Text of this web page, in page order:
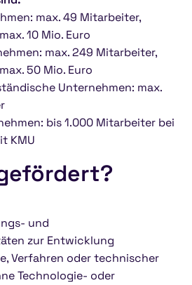
max. 49 Mitarbeiter,
10 Mio. Euro
max. 249 Mitarbeiter,
50 Mio. Euro
Unternehmen: max.
bis 1.000 Mitarbeiter bei
KMU
und
zur Entwicklung
Verfahren oder technischer
Technologie- oder